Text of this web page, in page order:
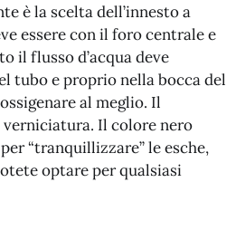
è la scelta dell’innesto a
essere con il foro centrale e
il flusso d’acqua deve
tubo e proprio nella bocca del
al meglio. Il
verniciatura. Il colore nero
“tranquillizzare” le esche,
optare per qualsiasi